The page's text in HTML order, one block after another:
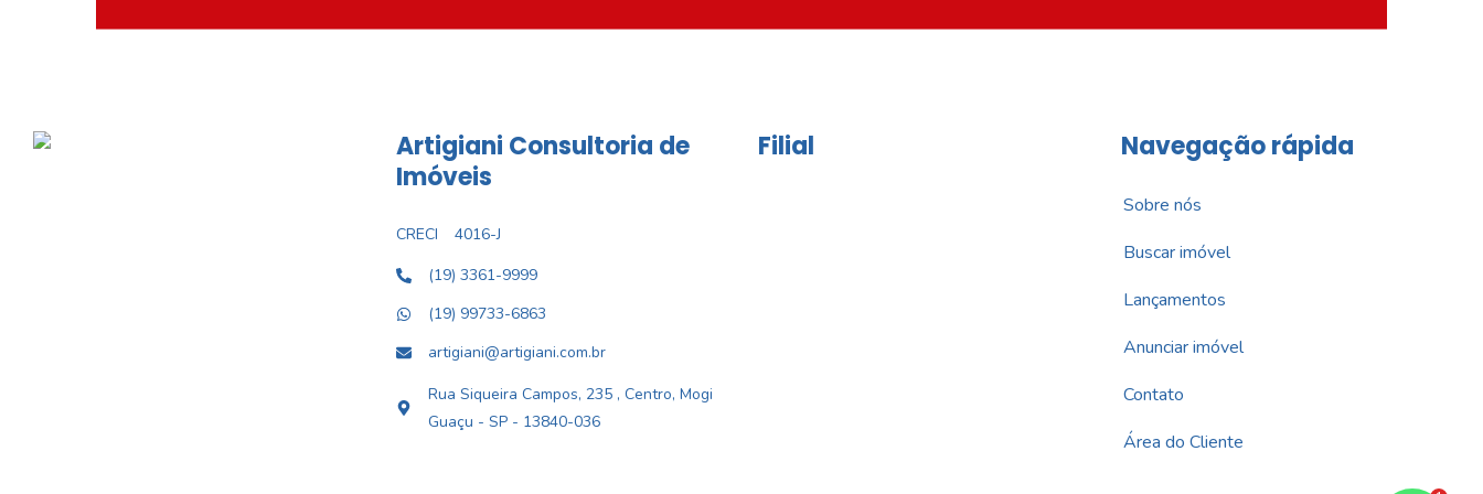
Artigiani Consultoria de
Imóveis
CRECI
4016-J
(19) 3361-9999
(19) 99733-6863
artigiani@artigiani.com.br
Rua Siqueira Campos, 235 , Centro, Mogi
Guaçu - SP - 13840-036
Filial Navegação rápida
Sobre nós
Buscar imóvel
Lançamentos
Anunciar imóvel
Contato
Área do Cliente